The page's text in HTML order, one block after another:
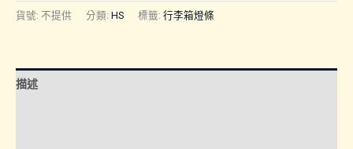
NT$790
到
行
燈
貨號: 不提供 分類: HS 標籤: 行李箱燈條
描述